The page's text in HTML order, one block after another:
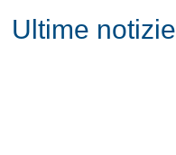
Ultime notizie